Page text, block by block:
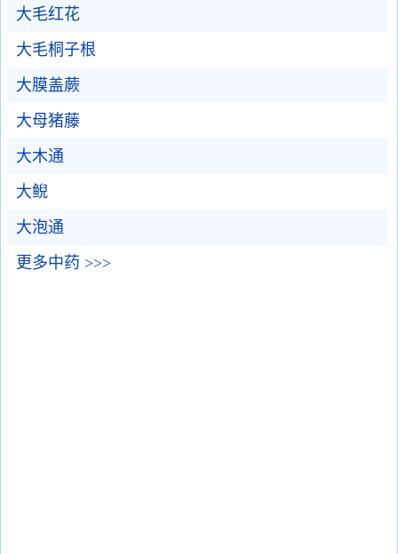
大毛红花
大毛桐子根
大膜盖蕨
大母猪藤
大木通
大鲵
大泡通
更多中药 >>>